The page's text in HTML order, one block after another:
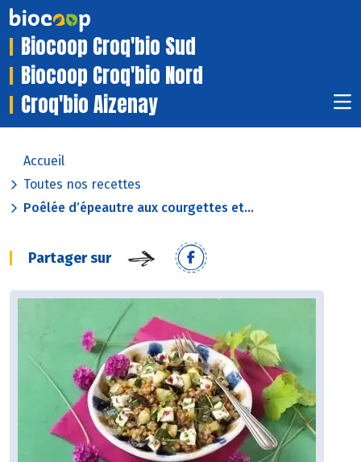
Biocoop Croq'bio Sud
Biocoop Croq'bio Nord
Croq'bio Aizenay
Accueil
Toutes nos recettes
Poêlée d’épeautre aux courgettes et...
Partager sur